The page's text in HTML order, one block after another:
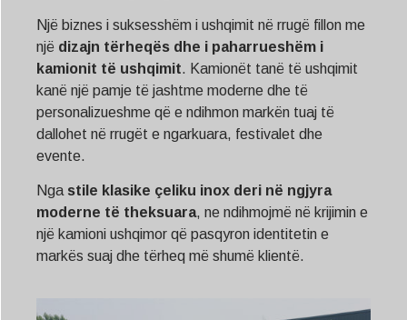
Një biznes i suksesshëm i ushqimit në rrugë fillon me
një dizajn tërheqës dhe i paharrueshëm i
kamionit të ushqimit. Kamionët tanë të ushqimit
kanë një pamje të jashtme moderne dhe të
personalizueshme që e ndihmon markën tuaj të
dallohet në rrugët e ngarkuara, festivalet dhe
evente.
Nga stile klasike çeliku inox deri në ngjyra
moderne të theksuara, ne ndihmojmë në krijimin e
një kamioni ushqimor që pasqyron identitetin e
markës suaj dhe tërheq më shumë klientë.